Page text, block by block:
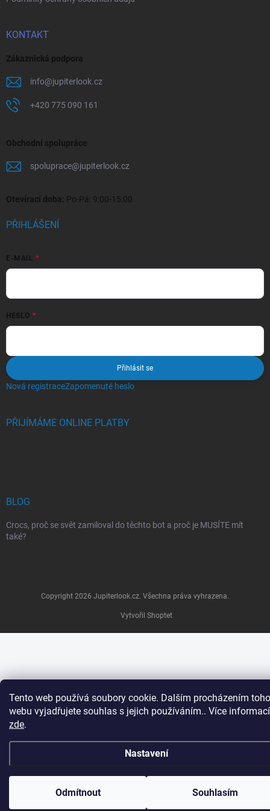
Tento web používá soubory cookie. Dalším procházením
webu vyjadřujete souhlas s jejich používáním.. Více informací
zde.
Nastavení
Odmítnout Souhlasím
KONTAKT
Zákaznická podpora
info@jupiterlook.cz
+420 775 090 161
Obchodní spolupráce
spoluprace@jupiterlook.cz
Otevírací doba: Po-Pá: 9:00-15:00
PŘIHLÁŠENÍ
E-MAIL
HESLO
Přihlásit se
Nová registraceZapomenuté heslo
PŘIJÍMÁME ONLINE PLATBY
BLOG
Crocs, proč se svět zamiloval do těchto bot a proč je MUSÍTE mít
také?
Vytvořil Shoptet
Copyright 2026 Jupiterlook.cz. Všechna práva vyhrazena.